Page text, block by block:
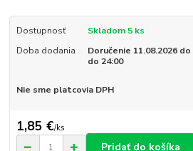
Dostupnosť
Skladom 5 ks
Doba dodania
Doručenie 11.08.2026
do 24:00
Nie sme platcovia DPH
1,85 €/ks
Pridať do košíka